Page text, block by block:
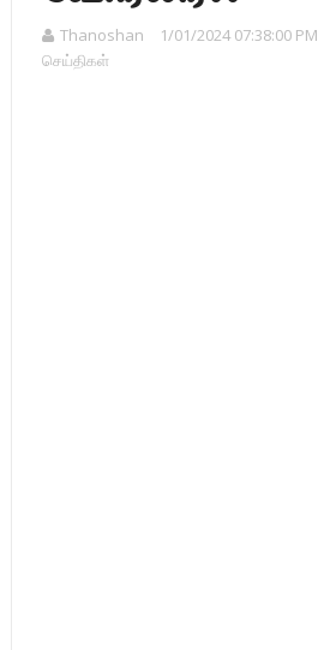
Thanoshan 1/01/2024 07:38:00 PM
செய்திகள்